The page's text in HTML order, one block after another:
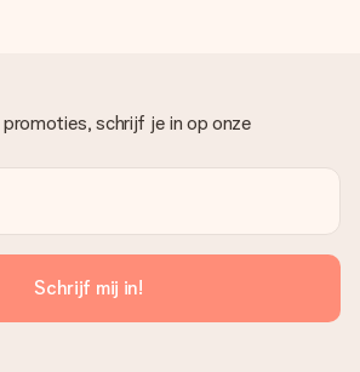
schrijf je in op onze
Schrijf mij in!